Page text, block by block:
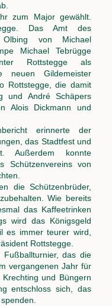
zum Major gewählt.
Das Amt des
Olbing von Michael
Michael Tebrügge
Rottstegge als
neuen Gildemeister
Rottstegge, die damit
und André Schäpers
Alois Dickmann und
erinnerte der
das Stadtfest und
Außerdem konnte
Schützenvereins von
die Schützenbrüder,
Wie bereits
das Kaffeetrinken
wird das Königsgeld
es immer teurer wird,
Rottstegge.
das die
vergangenen Jahr für
und Büngern
entschloss sich, das